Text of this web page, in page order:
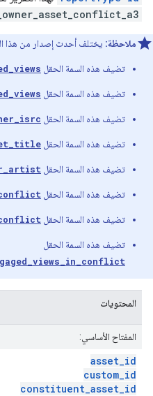
ملاحظة: يختلف أحدث إصدار من هذا
تضيف هذه السمة الحقل
تضيف هذه السمة الحقل
تضيف هذه السمة الحقل
تضيف هذه السمة الحقل
تضيف هذه السمة الحقل
تضيف هذه السمة الحقل
تضيف هذه السمة الحقل
تضيف هذه السمة الحقل
المحتويات
المفتاح الأساسي:
asset_id
custom_id
constituent_asset_id